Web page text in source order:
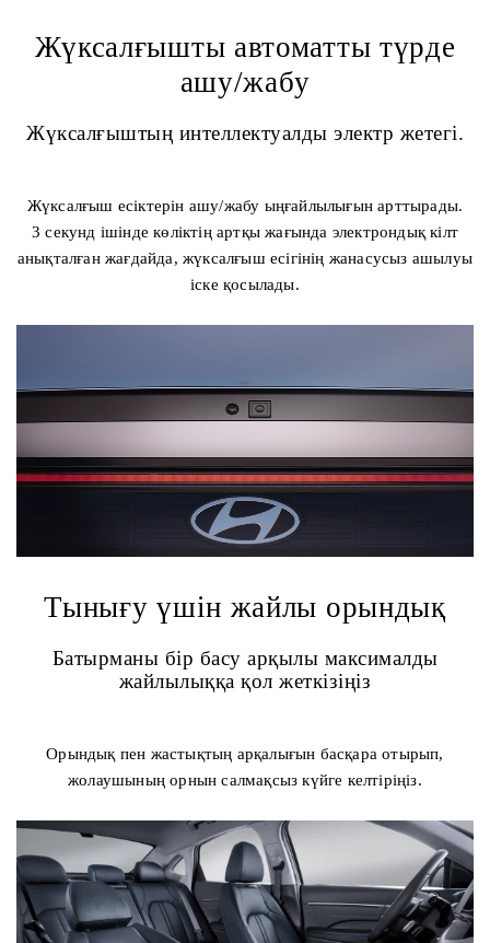
Жүксалғышты автоматты түрде
ашу/жабу
Жүксалғыштың интеллектуалды электр жетегі.
Жүксалғыш есіктерін ашу/жабу ыңғайлылығын арттырады.
3 секунд ішінде көліктің артқы жағында электрондық кілт
анықталған жағдайда, жүксалғыш есігінің жанасусыз ашылуы
іске қосылады.
Тынығу үшін жайлы орындық
Батырманы бір басу арқылы максималды
жайлылыққа қол жеткізіңіз
Орындық пен жастықтың арқалығын басқара отырып,
жолаушының орнын салмақсыз күйге келтіріңіз.